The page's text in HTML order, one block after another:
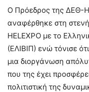
Ο Πρόεδρος της ΔΕΘ-
αναφέρθηκε στη
HELEXPO με το
(ΕΛΙΒΙΠ) ενώ τόνισε
μια διοργάνωση
που της έχει
πολιτιστική της